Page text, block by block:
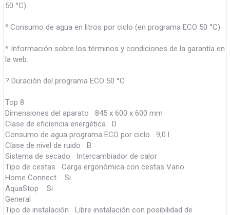
50 °C)
³ Consumo de agua en litros por ciclo (en programa ECO 50 °C)
* Información sobre los términos y condiciones de la garantía en
la web.
? Duración del programa ECO 50 °C
Top 8
Dimensiones del aparato 845 x 600 x 600 mm
Clase de eficiencia energética D
Consumo de agua programa ECO por ciclo 9,0 l
Clase de nivel de ruido B
Sistema de secado Intercambiador de calor
Tipo de cestas Carga ergonómica con cestas Vario
Home Connect Si
AquaStop Si
General
Tipo de instalación Libre instalación con posibilidad de